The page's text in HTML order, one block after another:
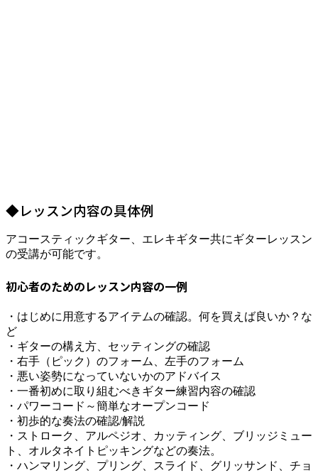
◆レッスン内容の具体例
アコースティックギター、エレキギター共にギターレッスン
の受講が可能です。
初心者のためのレッスン内容の一例
・はじめに用意するアイテムの確認。何を買えば良いか？な
ど
・ギターの構え方、セッティングの確認
・右手（ピック）のフォーム、左手のフォーム
・悪い姿勢になっていないかのアドバイス
・一番初めに取り組むべきギター練習内容の確認
・パワーコード～簡単なオープンコード
・初歩的な奏法の確認/解説
・ストローク、アルペジオ、カッティング、ブリッジミュー
ト、オルタネイトピッキングなどの奏法。
・ハンマリング、プリング、スライド、グリッサンド、チョ